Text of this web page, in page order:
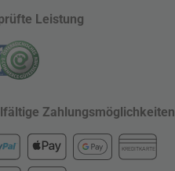
Leistung
Zahlungsmöglichkeiten
KREDITKARTE